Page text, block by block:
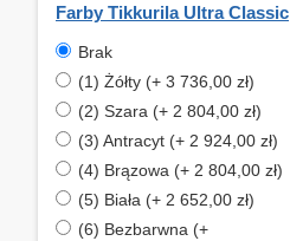
Farby Tikkurila Ultra Classic
Brak
(1) Żółty (+ 3 736,00 zł)
(2) Szara (+ 2 804,00 zł)
(3) Antracyt (+ 2 924,00 zł)
(4) Brązowa (+ 2 804,00 zł)
(5) Biała (+ 2 652,00 zł)
(6) Bezbarwna (+